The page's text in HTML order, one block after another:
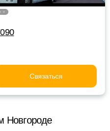
Связаться
Новгороде